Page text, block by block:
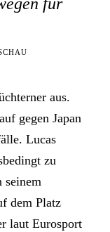
aus.
gegen Japan
Lucas
zu
seinem
dem Platz
laut Eurosport